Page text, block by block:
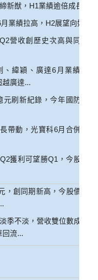
新猷， H1業績逾倍成長
月業績拉高， H2展望向好
Q2營收創歷史次高與同期新
、緯穎、廣達6月業績不回
越廣達...
元刷新紀錄，今年國防軍工
帶動，光寶科6月合併營收
Q2獲利可望勝Q1 ，今股價再
，創同期新高，今股價大漲
季不淡，營收雙位數成長，
回流...